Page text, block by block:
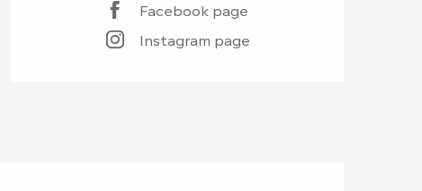
Facebook page
Instagram page